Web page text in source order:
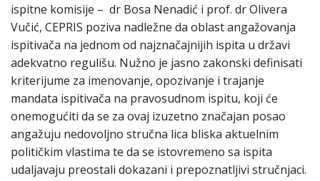
ispitne komisije – dr Bosa Nenadić i prof. dr Olivera
Vučić, CEPRIS poziva nadležne da oblast angažovanja
ispitivača na jednom od najznačajnijih ispita u državi
adekvatno regulišu. Nužno je jasno zakonski definisati
kriterijume za imenovanje, opozivanje i trajanje
mandata ispitivača na pravosudnom ispitu, koji će
onemogućiti da se za ovaj izuzetno značajan posao
angažuju nedovoljno stručna lica bliska aktuelnim
političkim vlastima te da se istovremeno sa ispita
udaljavaju preostali dokazani i prepoznatljivi stručnjaci.